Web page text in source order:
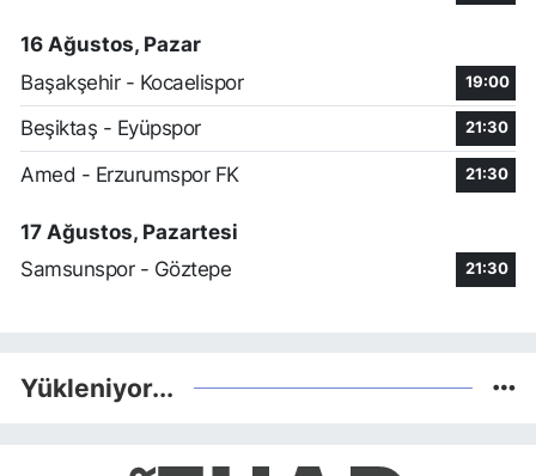
16 Ağustos, Pazar
Başakşehir - Kocaelispor
19:00
Beşiktaş - Eyüpspor 21:30
Amed - Erzurumspor FK 21:30
17 Ağustos, Pazartesi
Samsunspor - Göztepe
21:30
Yükleniyor...